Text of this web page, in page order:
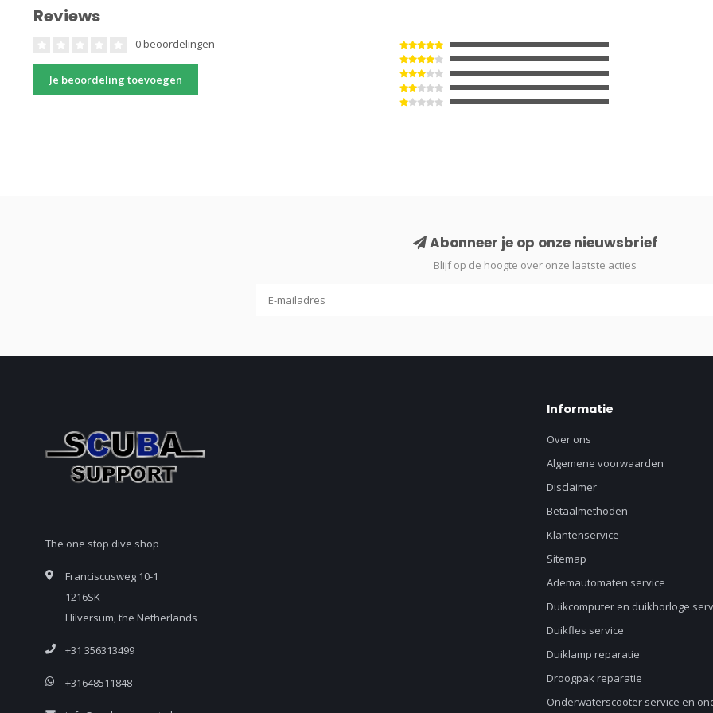
Reviews
0 beoordelingen
Je beoordeling toevoegen
Abonneer je op onze nieuwsbrief
Blijf op de hoogte over onze laatste acties
The one stop dive shop
Franciscusweg 10-1
1216SK
Hilversum, the Netherlands
+31 356313499
+31648511848
Informatie
Over ons
Algemene voorwaarden
Disclaimer
Betaalmethoden
Klantenservice
Sitemap
Ademautomaten service
Duikcomputer en duikhorloge
Duikfles service
Duiklamp reparatie
Droogpak reparatie
Onderwaterscooter service en